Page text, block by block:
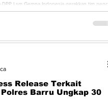
DPP Lsm Gempa Indonesia gerakkan tim
dari...
Release Terkait
Barru Ungkap 30